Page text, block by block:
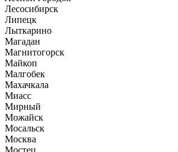
Лесосибирск
Липецк
Лыткарино
Магадан
Магнитогорск
Майкоп
Малгобек
Махачкала
Миасс
Мирный
Можайск
Мосальск
Москва
Мостец